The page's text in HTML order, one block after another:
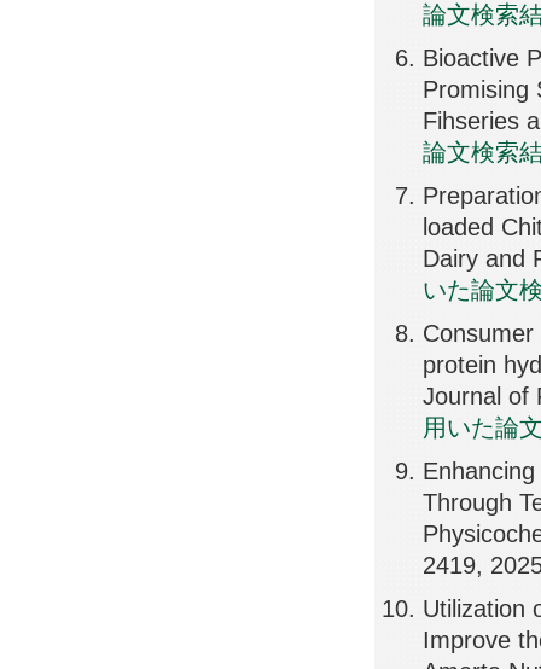
論文検索
Bioactive
Promising
Fihseries
論文検索
loaded
Dairy and
いた論文
protein
Journal of
用いた論
Through
2419,
Utilization
Improve